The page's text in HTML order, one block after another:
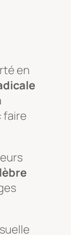
en
faire